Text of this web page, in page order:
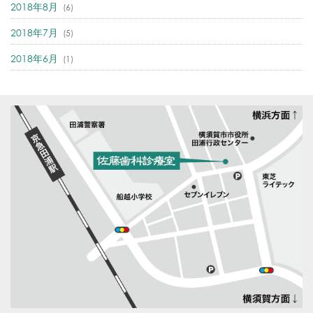
2018年8月 (6)
2018年7月 (5)
2018年6月 (1)